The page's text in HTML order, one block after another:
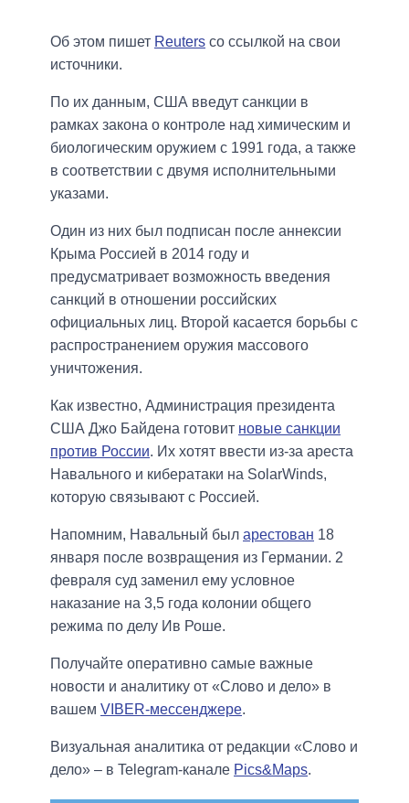
Об этом пишет Reuters со ссылкой на свои
источники.
По их данным, США введут санкции в
рамках закона о контроле над химическим и
биологическим оружием с 1991 года, а также
в соответствии с двумя исполнительными
указами.
Один из них был подписан после аннексии
Крыма Россией в 2014 году и
предусматривает возможность введения
санкций в отношении российских
официальных лиц. Второй касается борьбы с
распространением оружия массового
уничтожения.
Как известно, Администрация президента
США Джо Байдена готовит новые санкции
против России. Их хотят ввести из-за ареста
Навального и кибератаки на SolarWinds,
которую связывают с Россией.
Напомним, Навальный был арестован 18
января после возвращения из Германии. 2
февраля суд заменил ему условное
наказание на 3,5 года колонии общего
режима по делу Ив Роше.
Получайте оперативно самые важные
новости и аналитику от «Слово и дело» в
вашем VIBER-мессенджере.
Визуальная аналитика от редакции «Слово и
дело» – в Telegram-канале Pics&Maps.